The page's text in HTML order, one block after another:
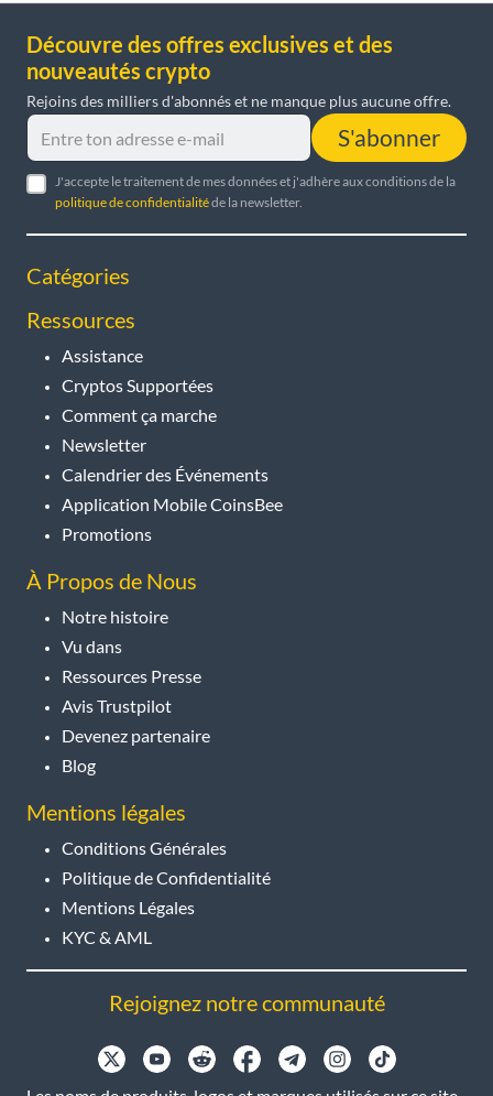
Découvre des offres exclusives et des
nouveautés crypto
Rejoins des milliers d'abonnés et ne manque plus aucune offre.
S'abonner
J'accepte le traitement de mes données et j'adhère aux conditions de la
politique de confidentialitéde la newsletter.
Catégories
Ressources
Assistance
Cryptos Supportées
Comment ça marche
Newsletter
Calendrier des Événements
Application Mobile CoinsBee
Promotions
À Propos de Nous
Notre histoire
Vu dans
Ressources Presse
Avis Trustpilot
Devenez partenaire
Blog
Mentions légales
Conditions Générales
Politique de Confidentialité
Mentions Légales
KYC & AML
Rejoignez notre communauté